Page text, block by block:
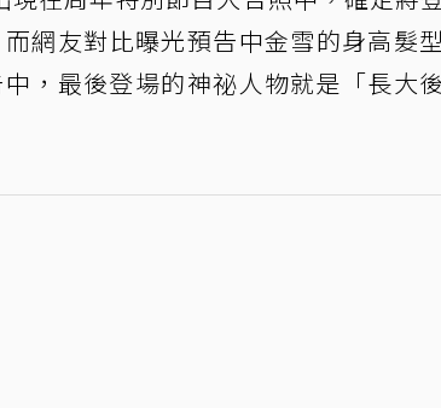
網友對比曝光預告中金雪的身高髮
，最後登場的神祕人物就是「長大